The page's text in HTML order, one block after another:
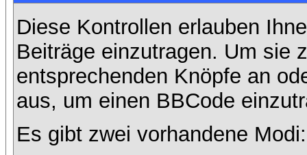
Diese Kontrollen erlauben
Beiträge einzutragen. Um sie
entsprechenden Knöpfe an
aus, um einen BBCode
Es gibt zwei vorhandene